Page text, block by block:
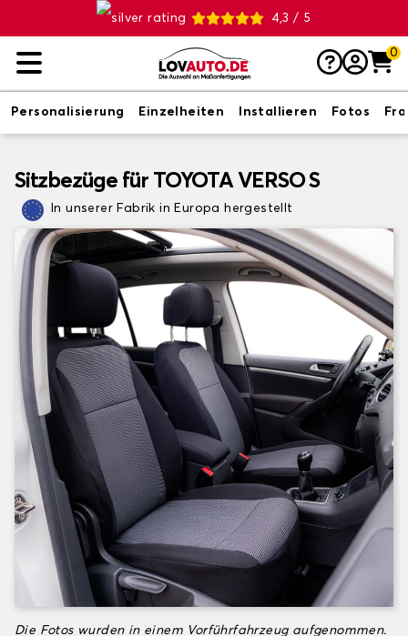
4,3 / 5
0
Personalisierung Einzelheiten Installieren Fotos
Sitzbezüge für TOYOTA VERSO S
In unserer Fabrik in Europa hergestellt
Die Fotos wurden in einem Vorführfahrzeug aufgenommen.